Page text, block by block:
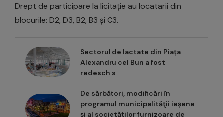
Drept de participare la licitație au locatarii din
blocurile: D2, D3, B2, B3 și C3.
Sectorul de lactate din Piața
Alexandru cel Bun a fost
redeschis
De sărbători, modificări în
programul municipalităţii ieșene
şi al societăţilor furnizoare de